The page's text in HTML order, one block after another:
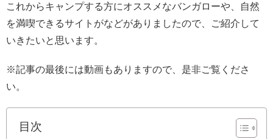
これからキャンプする方にオススメなバンガローや、自然
を満喫できるサイトがなどがありましたので、ご紹介して
いきたいと思います。
※記事の最後には動画もありますので、是非ご覧くださ
い。
目次